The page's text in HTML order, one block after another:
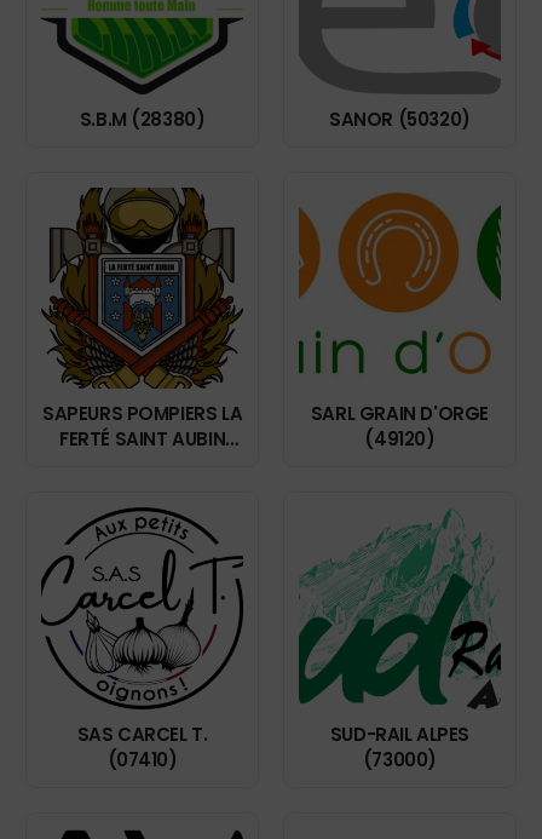
S.B.M (28380) SANOR (50320)
SAPEURS POMPIERS LA
FERTÉ SAINT AUBIN
SARL GRAIN D'ORGE
(49120)
SAS CARCEL T.
(07410)
SUD-RAIL ALPES
(73000)